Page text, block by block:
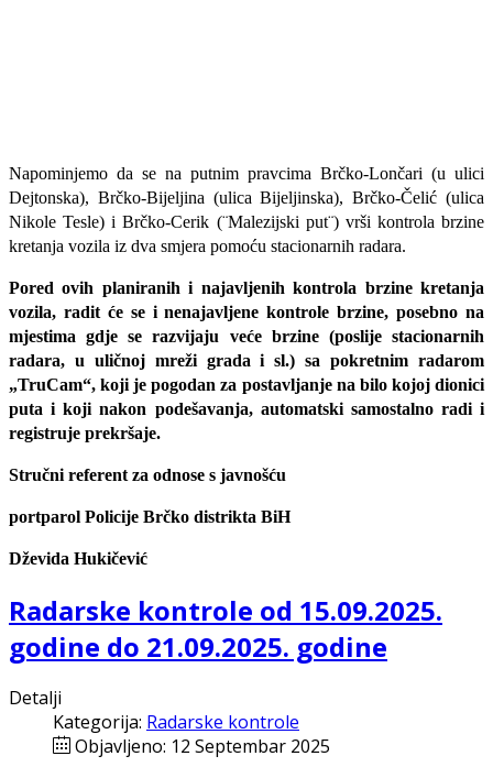
Napominjemo da se na putnim pravcima Brčko-Lončari (u ulici
Dejtonska), Brčko-Bijeljina (ulica Bijeljinska), Brčko-Čelić (ulica
Nikole Tesle) i Brčko-Cerik (¨Malezijski put¨) vrši kontrola brzine
kretanja vozila iz dva smjera pomoću stacionarnih radara.
Pored ovih planiranih i najavljenih kontrola brzine kretanja
vozila, radit će se i nenajavljene kontrole brzine, posebno na
mjestima gdje se razvijaju veće brzine (poslije stacionarnih
radara, u uličnoj mreži grada i sl.) sa pokretnim radarom
„TruCam“, koji je pogodan za postavljanje na bilo kojoj dionici
puta i koji nakon podešavanja, automatski samostalno radi i
registruje prekršaje.
Stručni referent za odnose s javnošću
portparol Policije Brčko distrikta BiH
Dževida Hukičević
Radarske kontrole od 15.09.2025.
godine do 21.09.2025. godine
Detalji
Kategorija: Radarske kontrole
Objavljeno: 12 Septembar 2025